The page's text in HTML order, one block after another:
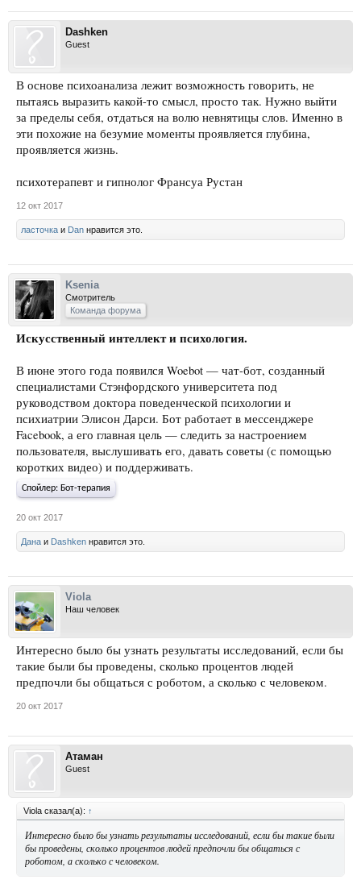
Dashken
Guest
В основе психоанализа лежит возможность говорить, не
пытаясь выразить какой-то смысл, просто так. Нужно выйти
за пределы себя, отдаться на волю невнятицы слов. Именно в
эти похожие на безумие моменты проявляется глубина,
проявляется жизнь.
психотерапевт и гипнолог Франсуа Рустан
12 окт 2017
ласточка и Dan нравится это.
Ksenia
Смотритель
Команда форума
Искусственный интеллект и психология.
В июне этого года появился Woebot — чат-бот, созданный
специалистами Стэнфордского университета под
руководством доктора поведенческой психологии и
психиатрии Элисон Дарси. Бот работает в мессенджере
Facebook, а его главная цель — следить за настроением
пользователя, выслушивать его, давать советы (с помощью
коротких видео) и поддерживать.
Спойлер: Бот-терапия
20 окт 2017
Дана и Dashken нравится это.
Viola
Наш человек
Интересно было бы узнать результаты исследований, если бы
такие были бы проведены, сколько процентов людей
предпочли бы общаться с роботом, а сколько с человеком.
20 окт 2017
Атаман
Guest
Viola сказал(а): ↑
Интересно было бы узнать результаты исследований, если бы такие были
бы проведены, сколько процентов людей предпочли бы общаться с
роботом, а сколько с человеком.